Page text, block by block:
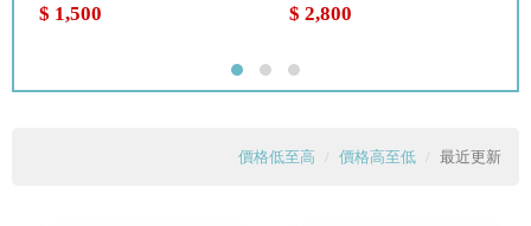
$ 1,500 $ 2,800
價格低至高 價格高至低 最近更新